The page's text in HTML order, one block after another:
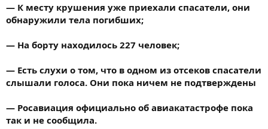
— К месту крушения уже приехали спасатели, они
обнаружили тела погибших;
— На борту находилось 227 человек;
— Есть слухи о том, что в одном из отсеков спасатели
слышали голоса. Они пока ничем не подтверждены
— Росавиация официально об авиакатастрофе пока
так и не сообщила.